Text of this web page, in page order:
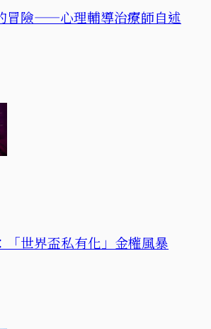
冒險——心理輔導治療師自述
「世界盃私有化」金權風暴